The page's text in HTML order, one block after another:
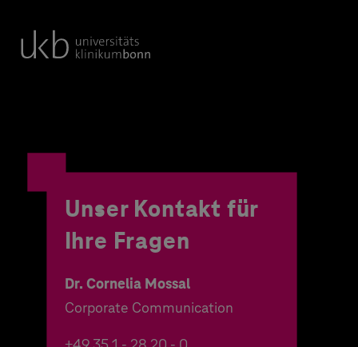
Unser Kontakt für
Ihre Fragen
Dr. Cornelia Mossal
Corporate Communication